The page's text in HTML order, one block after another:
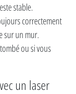
stable.
correctement
sur un mur.
ou si vous
un laser